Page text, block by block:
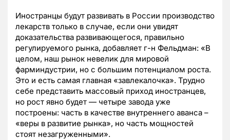
Иностранцы будут развивать в России производство
лекарств только в случае, если они увидят
доказательства развивающегося, правильно
регулируемого рынка, добавляет г-н Фельдман: «В
целом, наш рынок невелик для мировой
фарминдустрии, но с большим потенциалом роста.
Это и есть самая главная «завлекалочка». Трудно
себе представить массовый приход иностранцев,
но рост явно будет — четыре завода уже
построены: часть в качестве внутреннего аванса –
«веры в развитие рынка», но часть мощностей
стоят незагруженными».